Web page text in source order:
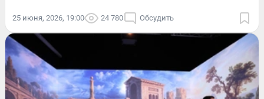
25 июня, 2026, 19:00 24 780 Обсудить